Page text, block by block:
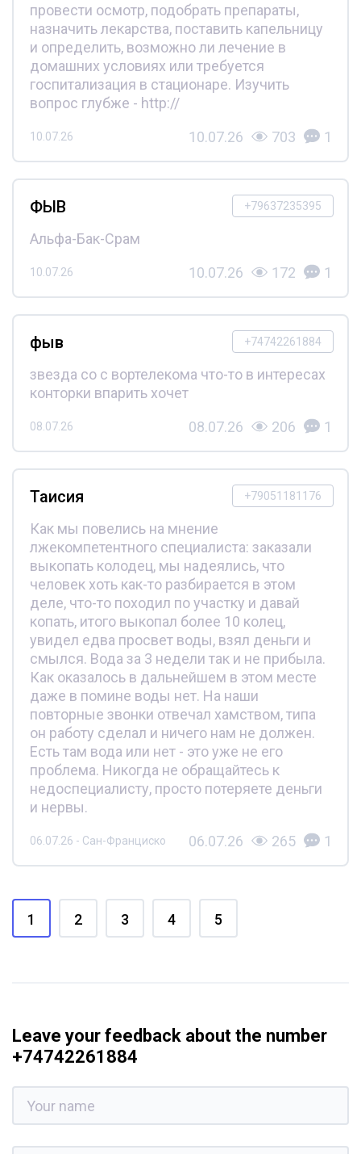
провести осмотр, подобрать препараты,
назначить лекарства, поставить капельницу
и определить, возможно ли лечение в
домашних условиях или требуется
госпитализация в стационаре. Изучить
вопрос глубже - http://
10.07.26 10.07.26 703 1
+79637235395
ФЫВ
Альфа-Бак-Срам
10.07.26 10.07.26 172 1
+74742261884
фыв
звезда со с вортелекома что-то в интересах
конторки впарить хочет
08.07.26 08.07.26 206 1
+79051181176
Таисия
Как мы повелись на мнение
лжекомпетентного специалиста: заказали
выкопать колодец, мы надеялись, что
человек хоть как-то разбирается в этом
деле, что-то походил по участку и давай
копать, итого выкопал более 10 колец,
увидел едва просвет воды, взял деньги и
смылся. Вода за 3 недели так и не прибыла.
Как оказалось в дальнейшем в этом месте
даже в помине воды нет. На наши
повторные звонки отвечал хамством, типа
он работу сделал и ничего нам не должен.
Есть там вода или нет - это уже не его
проблема. Никогда не обращайтесь к
недоспециалисту, просто потеряете деньги
и нервы.
06.07.26 - Сан-Франциско 06.07.26 265 1
1 2 3 4 5
Leave your feedback about the number
+74742261884